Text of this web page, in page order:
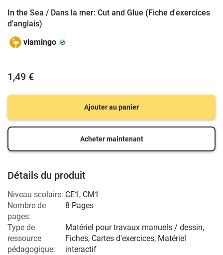
In the Sea / Dans la mer: Cut and Glue (Fiche d'exercices
d'anglais)
vlamingo
1,49 €
Ajouter au panier
Acheter maintenant
Détails du produit
Niveau scolaire: CE1 , CM1
Nombre de
pages:
8 Pages
Type de
ressource
pédagogique:
Matériel pour travaux manuels / dessin,
Fiches, Cartes d'exercices, Matériel
interactif